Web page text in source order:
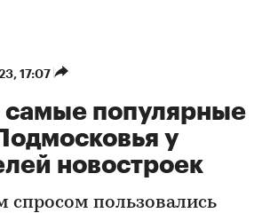
17:07
самые популярные
у
новостроек
пользовались